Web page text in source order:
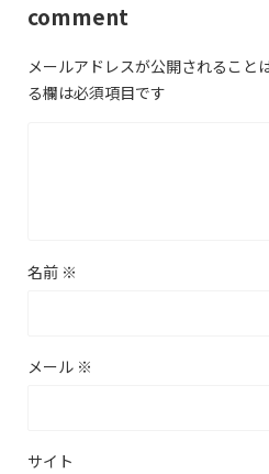
comment
メールアドレスが公開されること
る欄は必須項目です
名前 ※
メール ※
サイト